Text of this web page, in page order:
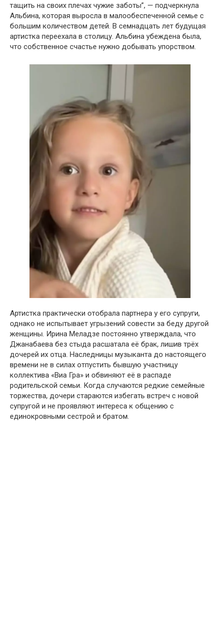
тащить на своих плечах чужие заботы”, — подчеркнула
Альбина, которая выросла в малообеспеченной семье с
большим количеством детей. В семнадцать лет будущая
артистка переехала в столицу. Альбина убеждена была,
что собственное счастье нужно добывать упорством.
Артистка практически отобрала партнера у его супруги,
однако не испытывает угрызений совести за беду другой
женщины. Ирина Меладзе постоянно утверждала, что
Джанабаева без стыда расшатала её брак, лишив трёх
дочерей их отца. Наследницы музыканта до настоящего
времени не в силах отпустить бывшую участницу
коллектива «Виа Гра» и обвиняют её в распаде
родительской семьи. Когда случаются редкие семейные
торжества, дочери стараются избегать встреч с новой
супругой и не проявляют интереса к общению с
единокровными сестрой и братом.